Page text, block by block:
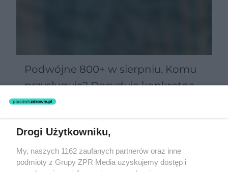
Podwójne 800+ w sierpniu. Komu
przysługuje? Decyduje konkretna
data
Żaden utwór zamieszczony w serwisie nie może być powielany i
rozpowszechniany lub dalej rozpowszechniany w jakikolwiek sposób
(w tym także elektroniczny lub mechaniczny) na jakimkolwiek polu
Drogi Użytkowniku,
My, naszych 1162 zaufanych partnerów oraz inne
podmioty z Grupy ZPR Media uzyskujemy dostęp i